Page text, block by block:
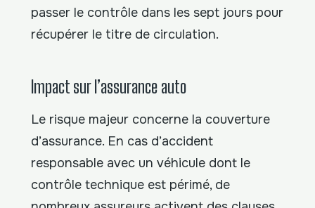
passer le contrôle dans les sept jours pour
récupérer le titre de circulation.
Impact sur l’assurance auto
Le risque majeur concerne la couverture
d’assurance. En cas d’accident
responsable avec un véhicule dont le
contrôle technique est périmé, de